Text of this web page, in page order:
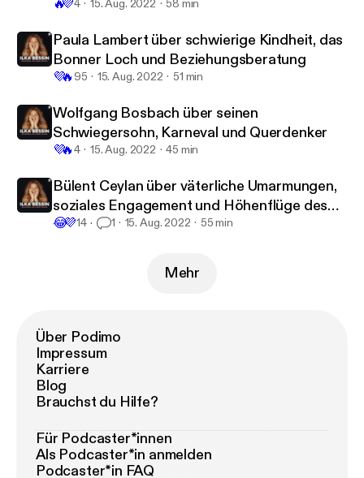
Sammlungen
🔥💜4 15. Aug. 2022 58 min
Paula Lambert über schwierige Kindheit, das
Bonner Loch und Beziehungsberatung
💜🔥 95 15. Aug. 2022 51 min
Wolfgang Bosbach über seinen
Schwiegersohn, Karneval und Querdenker
💜🔥4 15. Aug. 2022 45 min
Bülent Ceylan über väterliche Umarmungen,
soziales Engagement und Höhenflüge des
Erfolgs
😂💜14 1 15. Aug. 2022 55 min
Mehr
Über Podimo
Impressum
Karriere
Blog
Brauchst du Hilfe?
Für Podcaster*innen
Als Podcaster*in anmelden
Podcaster*in FAQ